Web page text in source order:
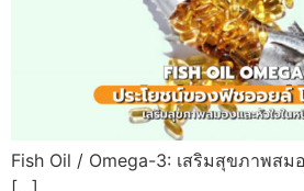
Fish Oil / Omega-3: เสริมสุขภาพสม
[…]